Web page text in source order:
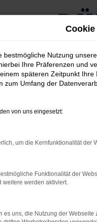
das Laden
bestmögliche Nutzung
Ihre Präferenzen und
späteren Zeitpunkt
zum Umfang der
von uns eingesetzt:
um die Kernfunktionalität der
Funktionalität der
weitere werden aktiviert.
es uns, die Nutzung der